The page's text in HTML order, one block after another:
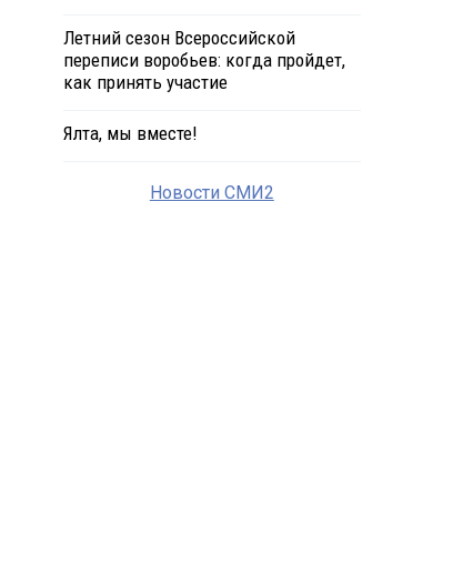
Летний сезон Всероссийской
переписи воробьев: когда пройдет,
как принять участие
Ялта, мы вместе!
Новости СМИ2